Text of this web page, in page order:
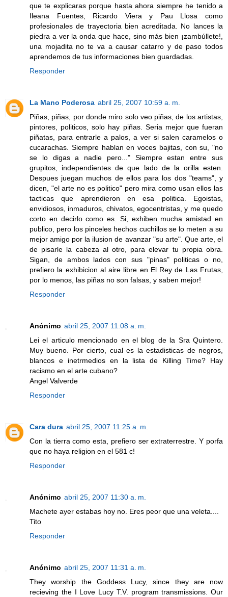
que te explicaras porque hasta ahora siempre he tenido a
Ileana Fuentes, Ricardo Viera y Pau Llosa como
profesionales de trayectoria bien acreditada. No lances la
piedra a ver la onda que hace, sino más bien ¡zambúllete!,
una mojadita no te va a causar catarro y de paso todos
aprendemos de tus informaciones bien guardadas.
Responder
La Mano Poderosa abril 25, 2007 10:59 a. m.
Piñas, piñas, por donde miro solo veo piñas, de los artistas,
pintores, politicos, solo hay piñas. Seria mejor que fueran
piñatas, para entrarle a palos, a ver si salen caramelos o
cucarachas. Siempre hablan en voces bajitas, con su, "no
se lo digas a nadie pero..." Siempre estan entre sus
grupitos, independientes de que lado de la orilla esten.
Despues juegan muchos de ellos para los dos "teams", y
dicen, "el arte no es politico" pero mira como usan ellos las
tacticas que aprendieron en esa politica. Egoistas,
envidiosos, inmaduros, chivatos, egocentristas, y me quedo
corto en decirlo como es. Si, exhiben mucha amistad en
publico, pero los pinceles hechos cuchillos se lo meten a su
mejor amigo por la ilusion de avanzar "su arte". Que arte, el
de pisarle la cabeza al otro, para elevar tu propia obra.
Sigan, de ambos lados con sus "pinas" politicas o no,
prefiero la exhibicion al aire libre en El Rey de Las Frutas,
por lo menos, las piñas no son falsas, y saben mejor!
Responder
Anónimo abril 25, 2007 11:08 a. m.
Lei el articulo mencionado en el blog de la Sra Quintero.
Muy bueno. Por cierto, cual es la estadisticas de negros,
blancos e inetrmedios en la lista de Killing Time? Hay
racismo en el arte cubano?
Angel Valverde
Responder
Cara dura abril 25, 2007 11:25 a. m.
Con la tierra como esta, prefiero ser extraterrestre. Y porfa
que no haya religion en el 581 c!
Responder
Anónimo abril 25, 2007 11:30 a. m.
Machete ayer estabas hoy no. Eres peor que una veleta....
Tito
Responder
Anónimo abril 25, 2007 11:31 a. m.
They worship the Goddess Lucy, since they are now
recieving the I Love Lucy T.V. program transmissions. Our